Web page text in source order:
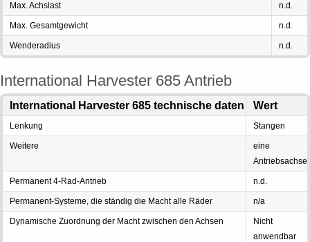
Max. Achslast n.d.
Max. Gesamtgewicht n.d.
Wenderadius n.d.
International Harvester 685 Antrieb
International Harvester 685 technische daten Wert
Lenkung Stangen
Weitere
eine
Antriebsachse
Permanent 4-Rad-Antrieb n.d.
Permanent-Systeme, die ständig die Macht alle Räder n/a
Dynamische Zuordnung der Macht zwischen den Achsen
Nicht
anwendbar